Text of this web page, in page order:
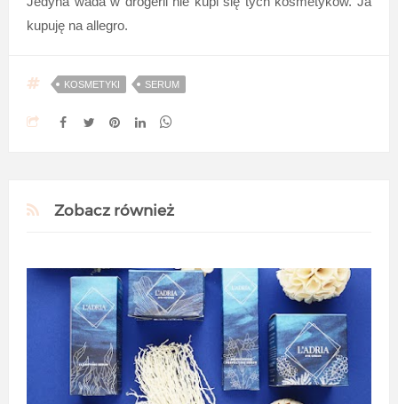
kupuję na allegro.
KOSMETYKI SERUM
Zobacz również